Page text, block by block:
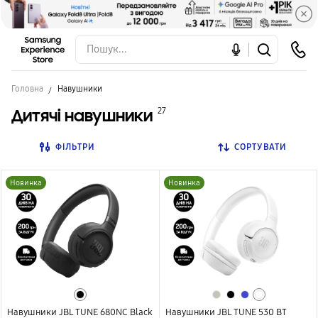
Головна Навушники
Дитячі навушники 27
ФІЛЬТРИ СОРТУВАТИ
Новинка
Навушники JBL TUNE 680NC Black
Новинка
Навушники JBL TUNE 530 BT